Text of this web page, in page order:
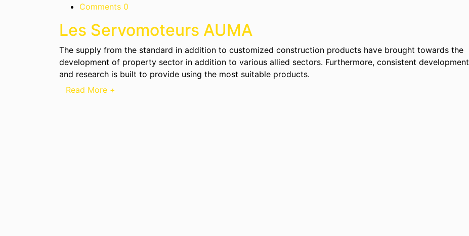
Comments 0
Les Servomoteurs AUMA
The supply from the standard in addition to customized construction products have brought towards the
development of property sector in addition to various allied sectors. Furthermore, consistent development
and research is built to provide using the most suitable products.
Read More +